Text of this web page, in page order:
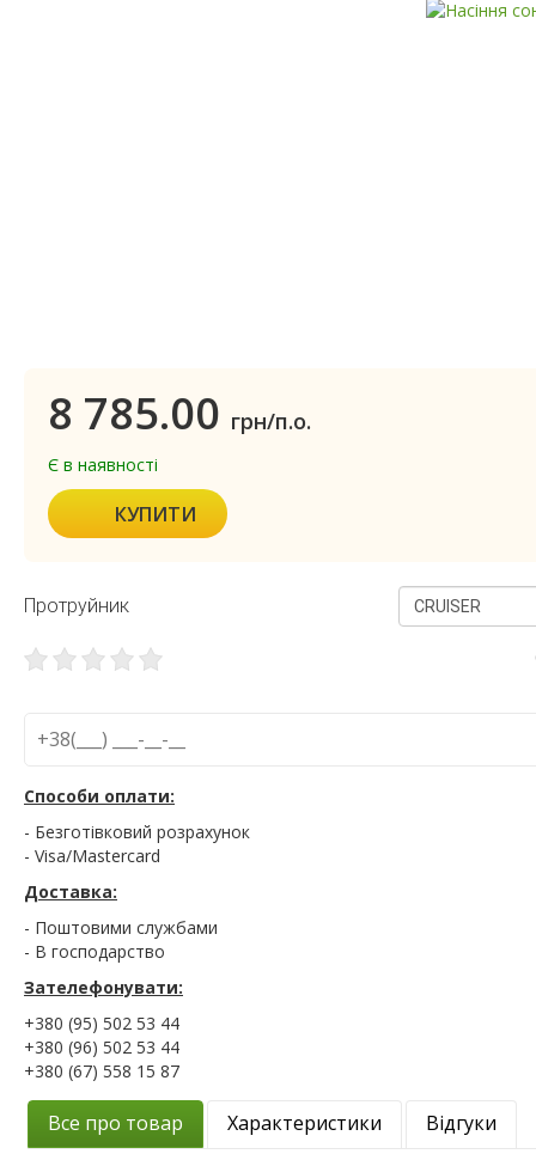
8 785.00 грн/п.о.
Є в наявності
КУПИТИ
Протруйник CRUISER
Способи оплати:
- Безготівковий розрахунок
- Visa/Mastercard
Доставка:
- Поштовими службами
- В господарство
Зателефонувати:
+380 (95) 502 53 44
+380 (96) 502 53 44
+380 (67) 558 15 87
Все про товар Характеристики Відгуки